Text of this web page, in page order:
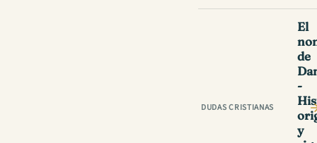
DUDAS CRISTIANAS
El
de
-
y